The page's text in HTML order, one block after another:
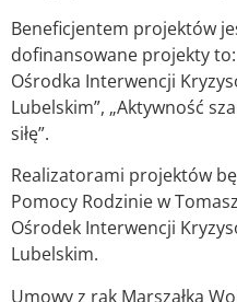
Beneficjentem projektów
dofinansowane projekty
Ośrodka Interwencji
Lubelskim”, „Aktywność
siłę”.
Realizatorami projektów
Pomocy Rodzinie w
Ośrodek Interwencji
Lubelskim.
Umowy z rąk Marszałka